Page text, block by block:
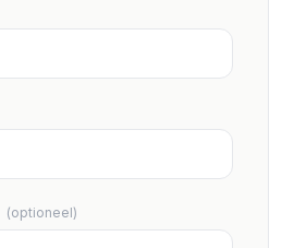
(optioneel)